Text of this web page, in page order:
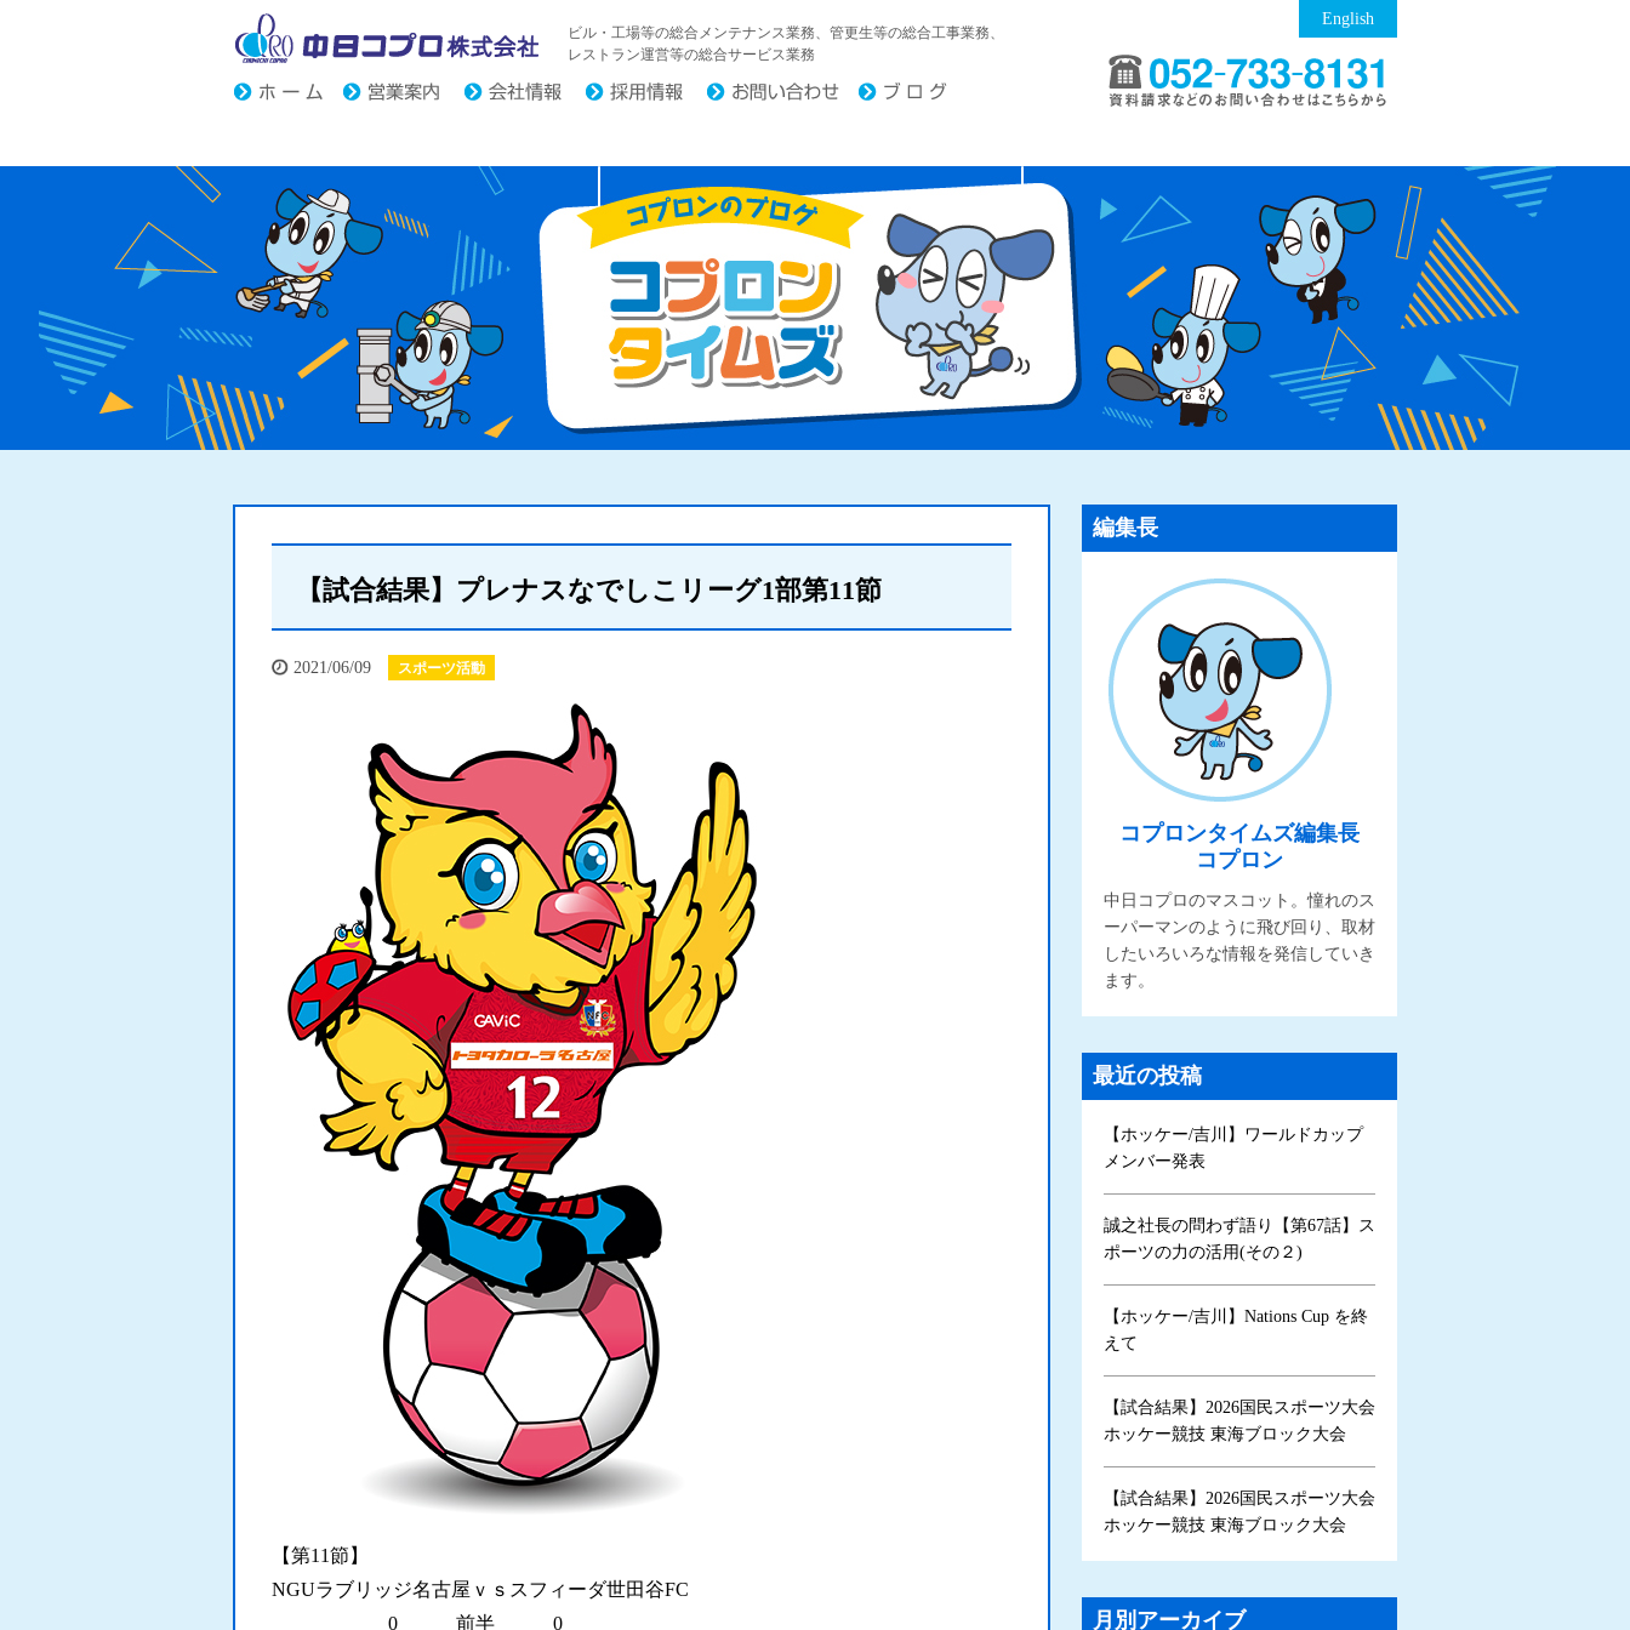
中日コプロ株式会社
ビル・工場等の総合メンテナンス業務、管更生等の総合工事業務、
レストラン運営等の総合サービス業務
English
【試合結果】プレナスなでしこリーグ1部第11節
2021/06/09 スポーツ活動
【第11節】
NGUラブリッジ名古屋ｖｓスフィーダ世田谷FC
0 前半 0
編集長
コプロンタイムズ編集長
コプロン
中日コプロのマスコット。憧れのス
ーパーマンのように飛び回り、取材
したいろいろな情報を発信していき
ます。
最近の投稿
【ホッケー/吉川】ワールドカップ
メンバー発表
誠之社長の問わず語り【第67話】ス
ポーツの力の活用(その２)
【ホッケー/吉川】Nations Cup を終
えて
【試合結果】2026国民スポーツ大会
ホッケー競技 東海ブロック大会
【試合結果】2026国民スポーツ大会
ホッケー競技 東海ブロック大会
月別アーカイブ